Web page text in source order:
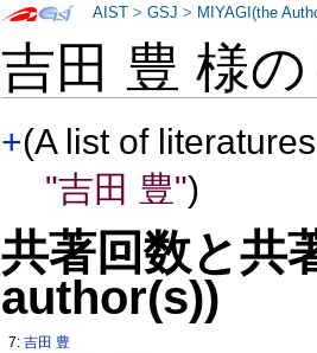
吉田 豊 様
+(A list of
"吉田 豊")
共著回数と共
author(s))
7:吉田 豊
AIST >GSJ > MIYAGI(the